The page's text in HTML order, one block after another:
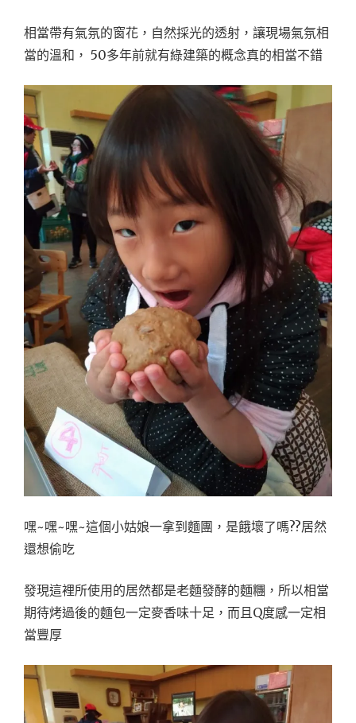
相當帶有氣氛的窗花，自然採光的透射，讓現場氣氛相
當的溫和， 50多年前就有綠建築的概念真的相當不錯
嘿~嘿~嘿~這個小姑娘一拿到麵團，是餓壞了嗎??居然
還想偷吃
發現這裡所使用的居然都是老麵發酵的麵糰，所以相當
期待烤過後的麵包一定麥香味十足，而且Q度感一定相
當豐厚